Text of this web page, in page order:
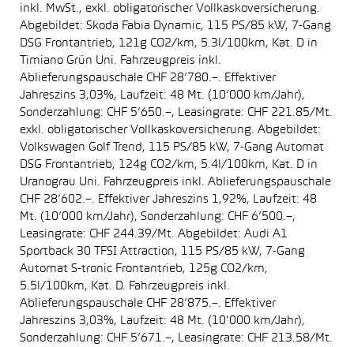
inkl. MwSt., exkl. obligatorischer Vollkaskoversicherung.
Abgebildet: Skoda Fabia Dynamic, 115 PS/85 kW, 7-Gang
DSG Frontantrieb, 121g CO2/km, 5.3l/100km, Kat. D in
Timiano Grün Uni. Fahrzeugpreis inkl.
Ablieferungspauschale CHF 28’780.–. Effektiver
Jahreszins 3,03%, Laufzeit: 48 Mt. (10’000 km/Jahr),
Sonderzahlung: CHF 5’650.–, Leasingrate: CHF 221.85/Mt.
exkl. obligatorischer Vollkaskoversicherung. Abgebildet:
Volkswagen Golf Trend, 115 PS/85 kW, 7-Gang Automat
DSG Frontantrieb, 124g CO2/km, 5.4l/100km, Kat. D in
Uranograu Uni. Fahrzeugpreis inkl. Ablieferungspauschale
CHF 28’602.–. Effektiver Jahreszins 1,92%, Laufzeit: 48
Mt. (10’000 km/Jahr), Sonderzahlung: CHF 6’500.–,
Leasingrate: CHF 244.39/Mt. Abgebildet: Audi A1
Sportback 30 TFSI Attraction, 115 PS/85 kW, 7-Gang
Automat S-tronic Frontantrieb, 125g CO2/km,
5.5l/100km, Kat. D. Fahrzeugpreis inkl.
Ablieferungspauschale CHF 28’875.–. Effektiver
Jahreszins 3,03%, Laufzeit: 48 Mt. (10'000 km/Jahr),
Sonderzahlung: CHF 5’671.–, Leasingrate: CHF 213.58/Mt.